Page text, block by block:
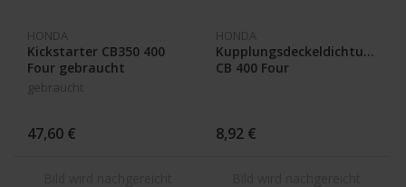
HONDA
Kickstarter CB350 400
Four gebraucht
gebraucht
47,60 €
HONDA
Kupplungsdeckeldichtung
CB 400 Four
8,92 €